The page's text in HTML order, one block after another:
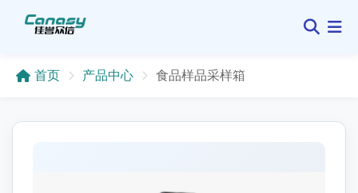
首页 产品中心 食品样品采样箱